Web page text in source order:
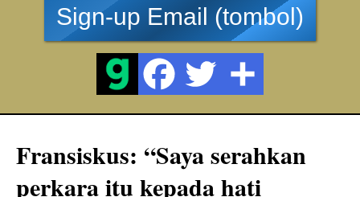
Sign-up Email (tombol)
Fransiskus: “Saya serahkan
perkara itu kepada hati